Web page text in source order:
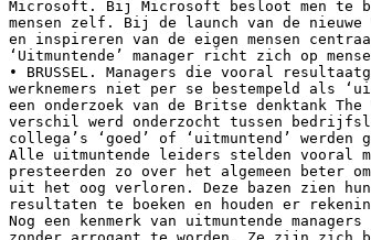
Microsoft. Bij Microsoft besloot men te
mensen zelf. Bij de launch van de nieuwe
en inspireren van de eigen mensen
‘Uitmuntende’ manager richt zich op
• BRUSSEL. Managers die vooral
werknemers niet per se bestempeld als
een onderzoek van de Britse denktank The
verschil werd onderzocht tussen
collega’s ‘goed’ of ‘uitmuntend’ werden
Alle uitmuntende leiders stelden vooral
presteerden zo over het algemeen beter
uit het oog verloren. Deze bazen zien
resultaten te boeken en houden er
Nog een kenmerk van uitmuntende